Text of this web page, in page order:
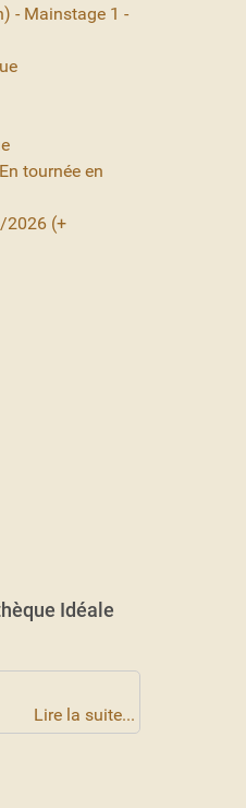
- Mainstage 1 -
tournée en
2026 (+
Idéale
Lire la suite...